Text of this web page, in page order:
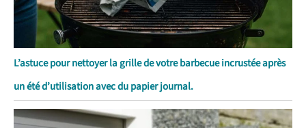
L’astuce pour nettoyer la grille de votre barbecue incrustée après
un été d’utilisation avec du papier journal.